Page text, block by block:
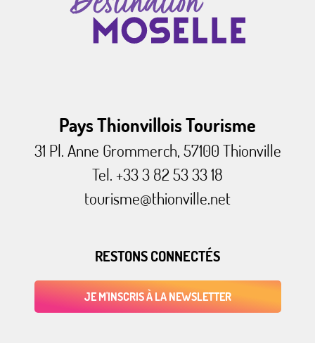
Pays Thionvillois Tourisme
31 Pl. Anne Grommerch, 57100 Thionville
Tel. +33 3 82 53 33 18
tourisme@thionville.net
RESTONS CONNECTÉS
JE M'INSCRIS À LA NEWSLETTER